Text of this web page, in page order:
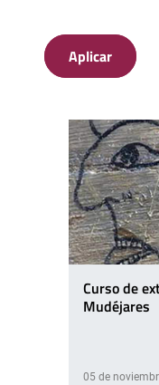
Curso de
Mudéjares
05 de
Aplicar